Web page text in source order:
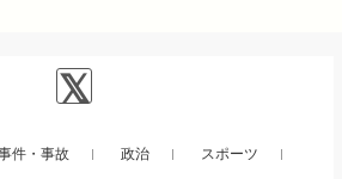
件・事故 政治
スポーツ